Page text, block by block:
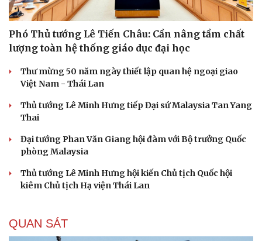
Phó Thủ tướng Lê Tiến Châu: Cần nâng tầm chất
lượng toàn hệ thống giáo dục đại học
Thư mừng 50 năm ngày thiết lập quan hệ ngoại giao
Việt Nam - Thái Lan
Thủ tướng Lê Minh Hưng tiếp Đại sứ Malaysia Tan Yang
Thai
Đại tướng Phan Văn Giang hội đàm với Bộ trưởng Quốc
phòng Malaysia
Thủ tướng Lê Minh Hưng hội kiến Chủ tịch Quốc hội
kiêm Chủ tịch Hạ viện Thái Lan
QUAN SÁT